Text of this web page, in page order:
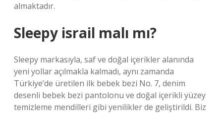
almaktadır.
Sleepy israil malı mı?
Sleepy markasıyla, saf ve doğal içerikler alanında
yeni yollar açılmakla kalmadı, aynı zamanda
Türkiye’de üretilen ilk bebek bezi No. 7, denim
desenli bebek bezi pantolonu ve doğal içerikli yüzey
temizleme mendilleri gibi yenilikler de geliştirildi. Biz